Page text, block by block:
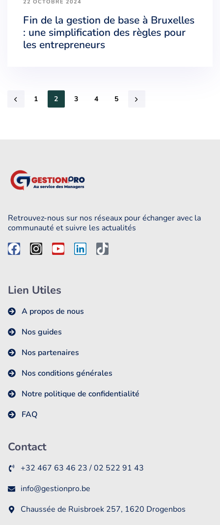
22 OCTOBRE 2024
Fin de la gestion de base à Bruxelles
: une simplification des règles pour
les entrepreneurs
1 2 3 4 5
Retrouvez-nous sur nos réseaux pour échanger avec la
communauté et suivre les actualités
Lien Utiles
A propos de nous
Nos guides
Nos partenaires
Nos conditions générales
Notre politique de confidentialité
FAQ
Contact
+32 467 63 46 23 / 02 522 91 43
info@gestionpro.be
Chaussée de Ruisbroek 257, 1620 Drogenbos